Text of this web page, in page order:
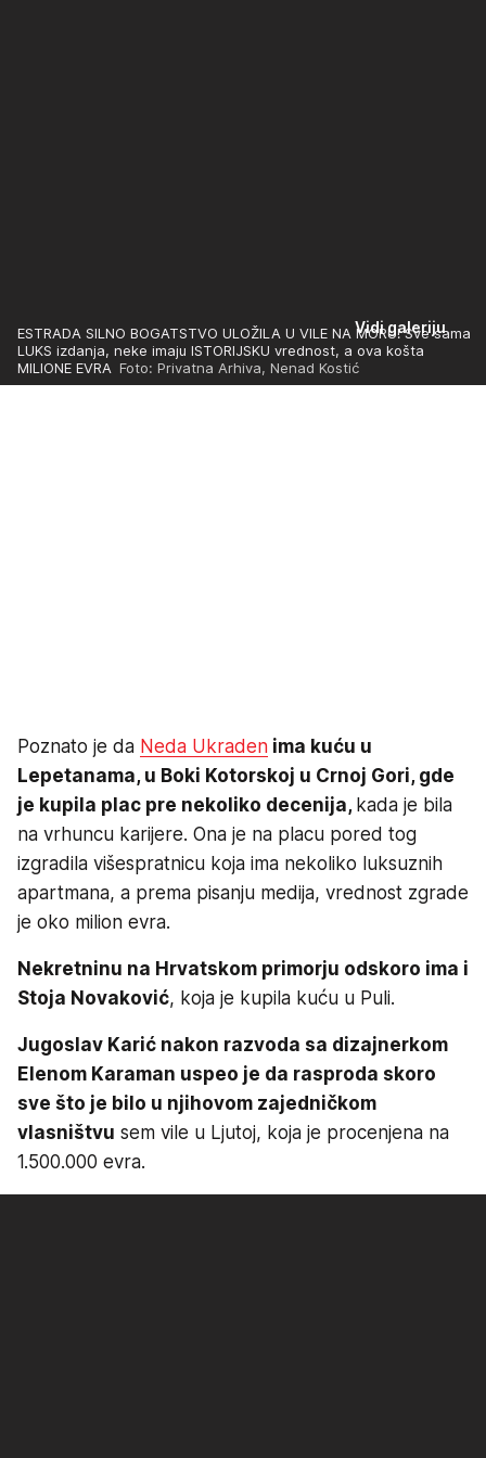
Vidi galeriju
ESTRADA SILNO BOGATSTVO ULOŽILA U VILE NA MORU! Sve sama
LUKS izdanja, neke imaju ISTORIJSKU vrednost, a ova košta
MILIONE EVRA Foto: Privatna Arhiva, Nenad Kostić
Poznato je da Neda Ukraden ima kuću u
Lepetanama, u Boki Kotorskoj u Crnoj Gori, gde
je kupila plac pre nekoliko decenija, kada je bila
na vrhuncu karijere. Ona je na placu pored tog
izgradila višespratnicu koja ima nekoliko luksuznih
apartmana, a prema pisanju medija, vrednost zgrade
je oko milion evra.
Nekretninu na Hrvatskom primorju odskoro ima i
Stoja Novaković, koja je kupila kuću u Puli.
Jugoslav Karić nakon razvoda sa dizajnerkom
Elenom Karaman uspeo je da rasproda skoro
sve što je bilo u njihovom zajedničkom
vlasništvu sem vile u Ljutoj, koja je procenjena na
1.500.000 evra.